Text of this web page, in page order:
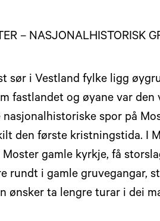
– NASJONALHISTORISK
sør i Vestland fylke ligg
fastlandet og øyane var
nasjonalhistoriske spor på
den første kristningstida. I
Moster gamle kyrkje, få
rundt i gamle gruvegangar,
ønsker ta lengre turar i dei